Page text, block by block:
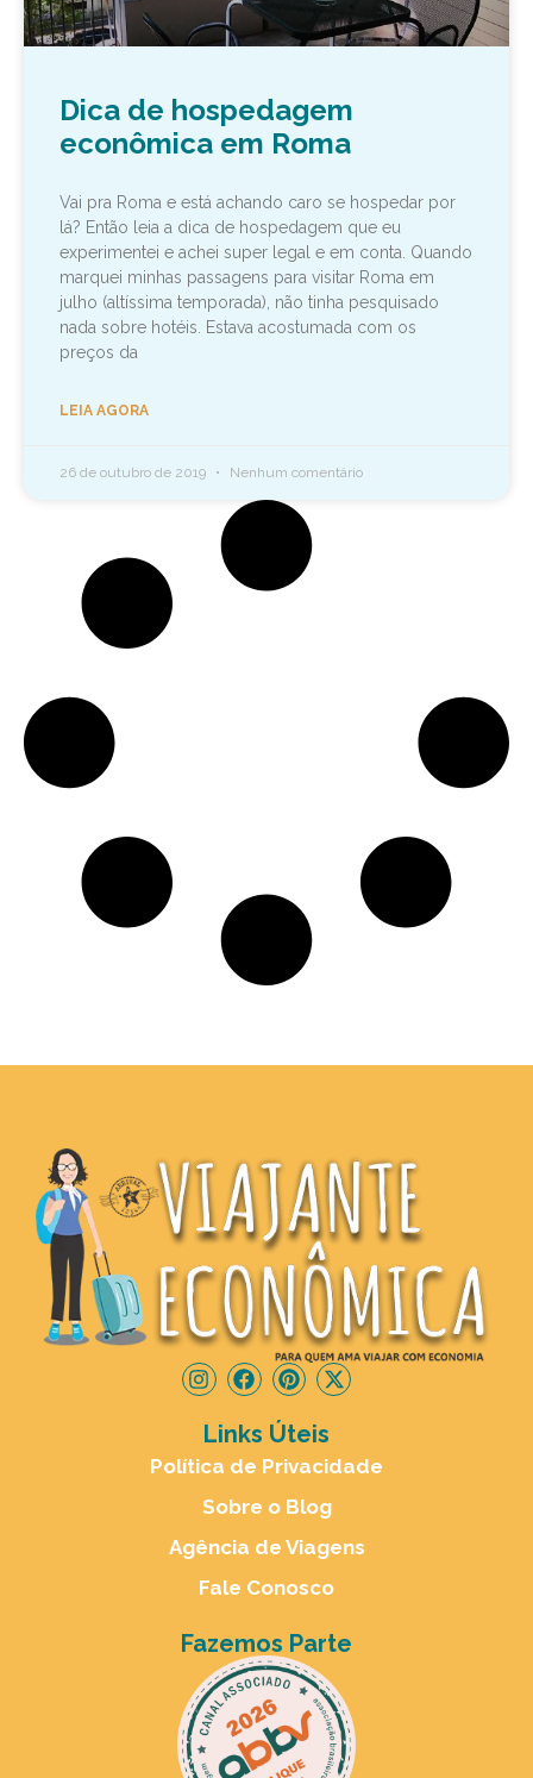
Dica de hospedagem
econômica em Roma
Vai pra Roma e está achando caro se hospedar por
lá? Então leia a dica de hospedagem que eu
experimentei e achei super legal e em conta. Quando
marquei minhas passagens para visitar Roma em
julho (altíssima temporada), não tinha pesquisado
nada sobre hotéis. Estava acostumada com os
preços da
LEIA AGORA
26 de outubro de 2019 Nenhum comentário
Links Úteis
Política de Privacidade
Sobre o Blog
Agência de Viagens
Fale Conosco
Fazemos Parte